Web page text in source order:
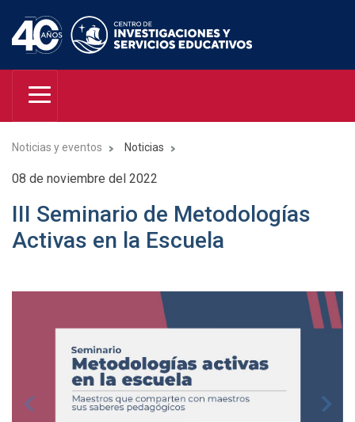
Noticias y eventos Noticias
08 de noviembre del 2022
III Seminario de Metodologías
Activas en la Escuela